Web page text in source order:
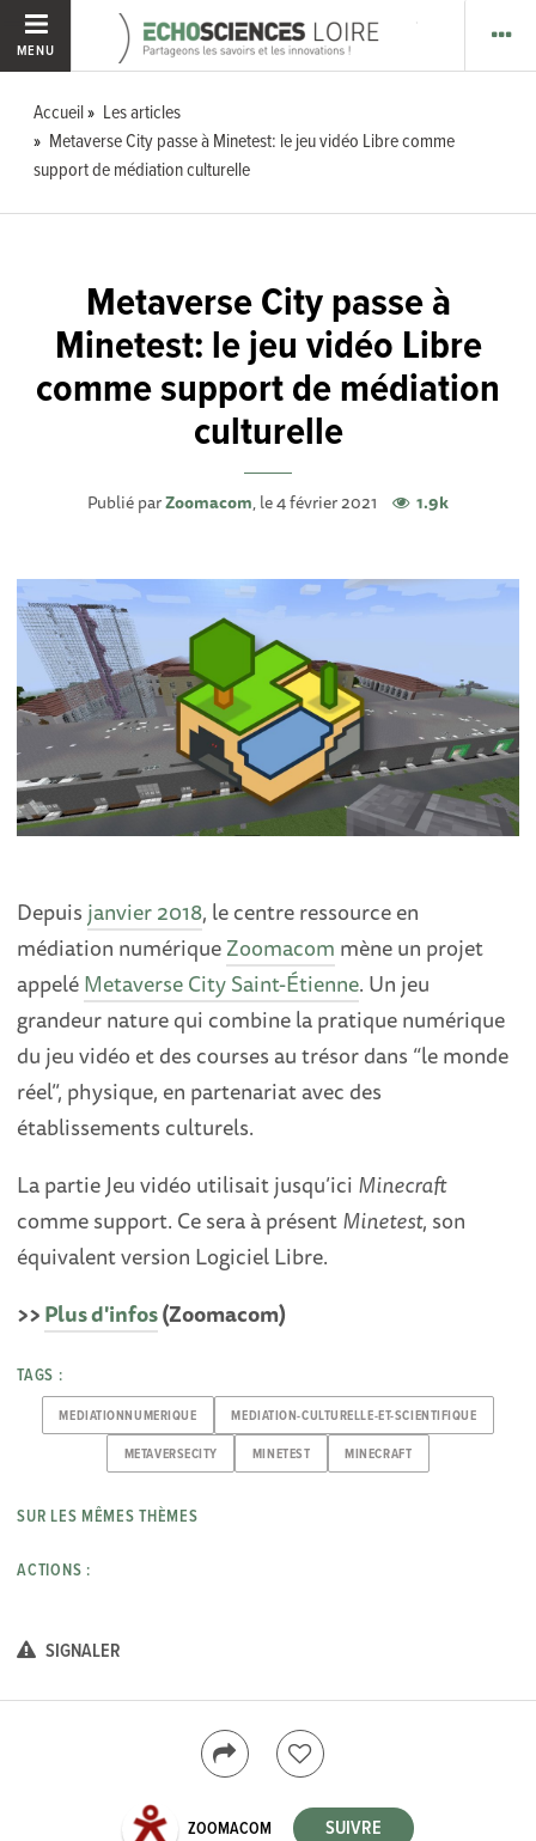
MENU
Accueil
Les articles
Metaverse City passe à Minetest: le jeu vidéo Libre comme
support de médiation culturelle
Metaverse City passe à
Minetest: le jeu vidéo Libre
comme support de médiation
culturelle
Publié parZoomacom, le 4 février 2021 1.9k
Depuis janvier 2018, le centre ressource en
médiation numériqueZoomacom mène un projet
appeléMetaverse City Saint-Étienne. Un jeu
grandeur nature qui combine la pratique numérique
du jeu vidéo et des courses au trésor dans “le monde
réel”, physique, en partenariat avec des
établissements culturels.
La partie Jeu vidéo utilisait jusqu’ici Minecraft
comme support. Ce sera à présentMinetest, son
équivalent version Logiciel Libre.
>>Plus d'infos(Zoomacom)
TAGS :
MEDIATIONNUMERIQUE MEDIATION-CULTURELLE-ET-SCIENTIFIQUE
METAVERSECITY MINETEST MINECRAFT
SUR LES MÊMES THÈMES
ACTIONS :
SIGNALER
ZOOMACOM